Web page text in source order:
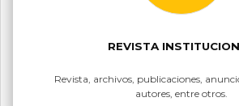
REVISTA
Revista, archivos, publicaciones,
autores, entre otros.